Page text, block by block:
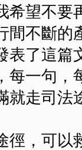
希望不要
間不斷的
表了這篇
每一句，
就走司法
徑，可以